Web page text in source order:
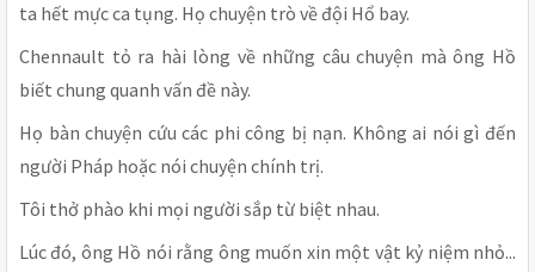
ta hết mực ca tụng. Họ chuyện trò về đội Hổ bay.
Chennault tỏ ra hài lòng về những câu chuyện mà ông Hồ
biết chung quanh vấn đề này.
Họ bàn chuyện cứu các phi công bị nạn. Không ai nói gì đến
người Pháp hoặc nói chuyện chính trị.
Tôi thở phào khi mọi người sắp từ biệt nhau.
Lúc đó, ông Hồ nói rằng ông muốn xin một vật kỷ niệm nhỏ...